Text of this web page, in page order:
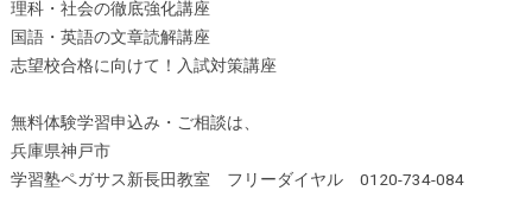
理科・社会の徹底強化講座
国語・英語の文章読解講座
志望校合格に向けて！入試対策講座
無料体験学習申込み・ご相談は、
兵庫県神戸市
学習塾ペガサス新長田教室 フリーダイヤル 0120-734-084